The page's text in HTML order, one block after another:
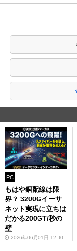
PC
もはや銅配線は限
界？ 3200Gイーサ
ネット実現に立ちは
だかる200GT/秒の
壁
2026年06月01日 12:00